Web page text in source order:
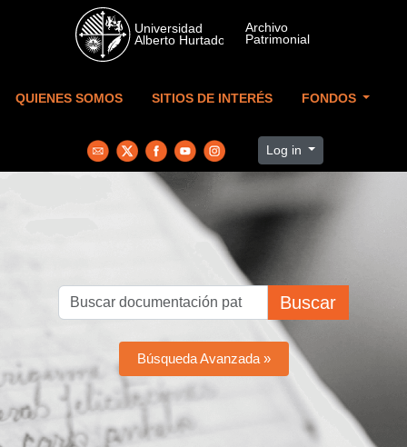
Skip to main content
QUIENES SOMOS SITIOS DE INTERÉS FONDOS
Log in
Buscar
Búsqueda Avanzada »